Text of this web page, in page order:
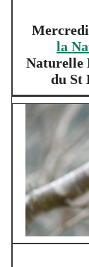
la
Naturelle
du St